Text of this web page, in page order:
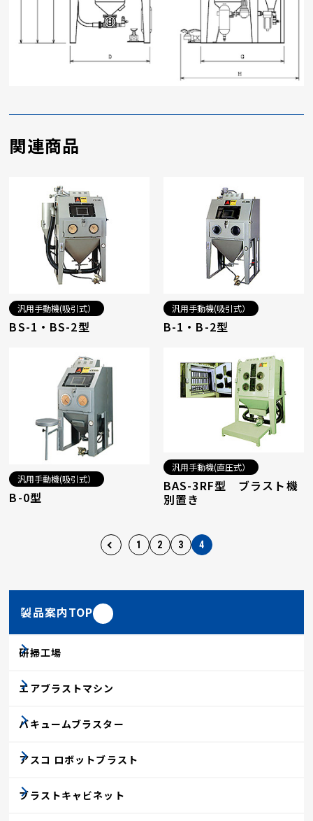
関連商品
汎用手動機(吸引式）
BS-1・BS-2型
汎用手動機(吸引式）
B-1・B-2型
汎用手動機(吸引式）
B-0型
汎用手動機(直圧式）
BAS-3RF型 ブラスト機
別置き
1 2 3 4
製品案内TOP
研掃工場
エアブラストマシン
バキュームブラスター
アスコ ロボットブラスト
ブラストキャビネット